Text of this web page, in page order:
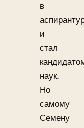
в
и
стал
наук.
Но
самому
Семену